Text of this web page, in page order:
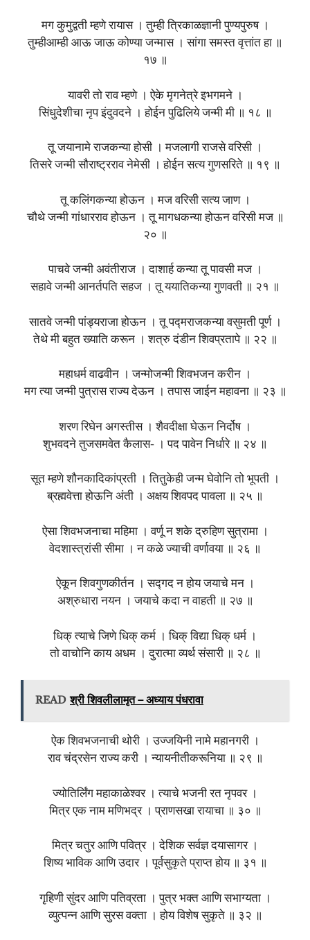
मग कुमुद्वती म्हणे रायास । तुम्ही त्रिकाळज्ञानी पुण्यपुरुष ।
तुम्हीआम्ही आऊ जाऊ कोण्या जन्मास । सांगा समस्त वृत्तांत हा ॥
१७ ॥
यावरी तो राव म्हणे । ऐके मृगनेत्रे इभगमने ।
सिंधुदेशीचा नृप इंदुवदने । होईन पुढिलिये जन्मी मी ॥ १८ ॥
तू जयानामे राजकन्या होसी । मजलागी राजसे वरिसी ।
तिसरे जन्मी सौराष्ट्रराव नेमेसी । होईन सत्य गुणसरिते ॥ १९ ॥
तू कलिंगकन्या होऊन । मज वरिसी सत्य जाण ।
चौथे जन्मी गांधारराव होऊन । तू मागधकन्या होऊन वरिसी मज ॥
२० ॥
पाचवे जन्मी अवंतीराज । दाशार्ह कन्या तू पावसी मज ।
सहावे जन्मी आनर्तपति सहज । तू ययातिकन्या गुणवती ॥ २१ ॥
सातवे जन्मी पांड्यराजा होऊन । तू पद्मराजकन्या वसुमती पूर्ण ।
तेथे मी बहुत ख्याति करून । शत्रु दंडीन शिवप्रतापे ॥ २२ ॥
महाधर्म वाढवीन । जन्मोजन्मी शिवभजन करीन ।
मग त्या जन्मी पुत्रास राज्य देऊन । तपास जाईन महावना ॥ २३ ॥
शरण रिघेन अगस्तीस । शैवदीक्षा घेऊन निर्दोष ।
शुभवदने तुजसमवेत कैलास- । पद पावेन निर्धारे ॥ २४ ॥
सूत म्हणे शौनकादिकांप्रती । तितुकेही जन्म घेवोनि तो भूपती ।
ब्रह्मवेत्ता होऊनि अंती । अक्षय शिवपद पावला ॥ २५ ॥
ऐसा शिवभजनाचा महिमा । वर्णू न शके द्रुहिण सुत्रामा ।
वेदशास्त्रांसी सीमा । न कळे ज्याची वर्णावया ॥ २६ ॥
ऐकून शिवगुणकीर्तन । सद्‍गद न होय जयाचे मन ।
अश्रुधारा नयन । जयाचे कदा न वाहती ॥ २७ ॥
धिक् त्याचे जिणे धिक् कर्म । धिक् विद्या धिक् धर्म ।
तो वाचोनि काय अधम । दुरात्मा व्यर्थ संसारी ॥ २८ ॥
READ श्री शिवलीलामृत – अध्याय पंधरावा
ऐक शिवभजनाची थोरी । उज्जयिनी नामे महानगरी ।
राव चंद्रसेन राज्य करी । न्यायनीतीकरूनिया ॥ २९ ॥
ज्योतिर्लिंग महाकाळेश्वर । त्याचे भजनी रत नृपवर ।
मित्र एक नाम मणिभद्र । प्राणसखा रायाचा ॥ ३० ॥
मित्र चतुर आणि पवित्र । देशिक सर्वज्ञ दयासागर ।
शिष्य भाविक आणि उदार । पूर्वसुकृते प्राप्त होय ॥ ३१ ॥
गृहिणी सुंदर आणि पतिव्रता । पुत्र भक्त आणि सभाग्यता ।
व्युत्पन्न आणि सुरस वक्ता । होय विशेष सुकृते ॥ ३२ ॥